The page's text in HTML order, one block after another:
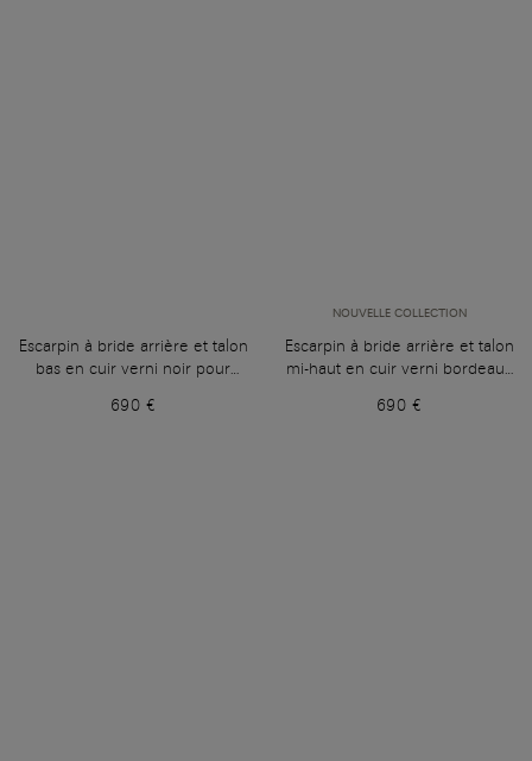
Escarpin à bride arrière et talon
bas en cuir verni noir pour
690 €
NOUVELLE COLLECTION
Escarpin à bride arrière et talon
mi-haut en cuir verni bordeaux
690 €